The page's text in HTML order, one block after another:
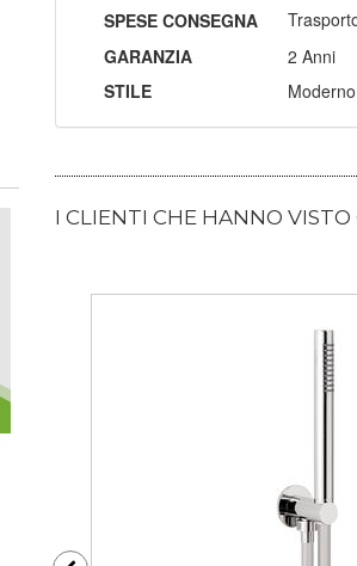
SPESE CONSEGNA
GARANZIA
2 Anni
STILE
Moderno
I CLIENTI CHE HANNO